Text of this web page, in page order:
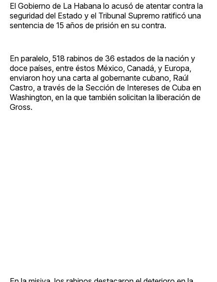
El Gobierno de La Habana lo acusó de atentar contra la
seguridad del Estado y el Tribunal Supremo ratificó una
sentencia de 15 años de prisión en su contra.
En paralelo, 518 rabinos de 36 estados de la nación y
doce países, entre éstos México, Canadá, y Europa,
enviaron hoy una carta al gobernante cubano, Raúl
Castro, a través de la Sección de Intereses de Cuba en
Washington, en la que también solicitan la liberación de
Gross.